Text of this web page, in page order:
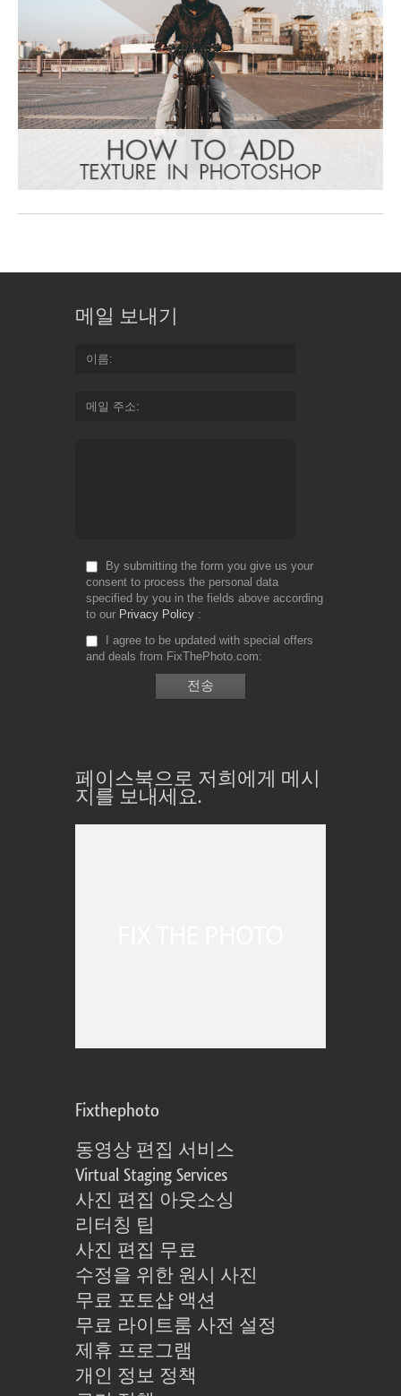
메일 보내기
이름
메일 주소
By submitting the form you give us your
consent to process the personal data
specified by you in the fields above according
to our Privacy Policy
I agree to be updated with special offers
and deals from FixThePhoto.com
페이스북으로 저희에게 메시
지를 보내세요.
Fixthephoto
동영상 편집 서비스
Virtual Staging Services
사진 편집 아웃소싱
리터칭 팁
사진 편집 무료
수정을 위한 원시 사진
무료 포토샵 액션
무료 라이트룸 사전 설정
제휴 프로그램
개인 정보 정책